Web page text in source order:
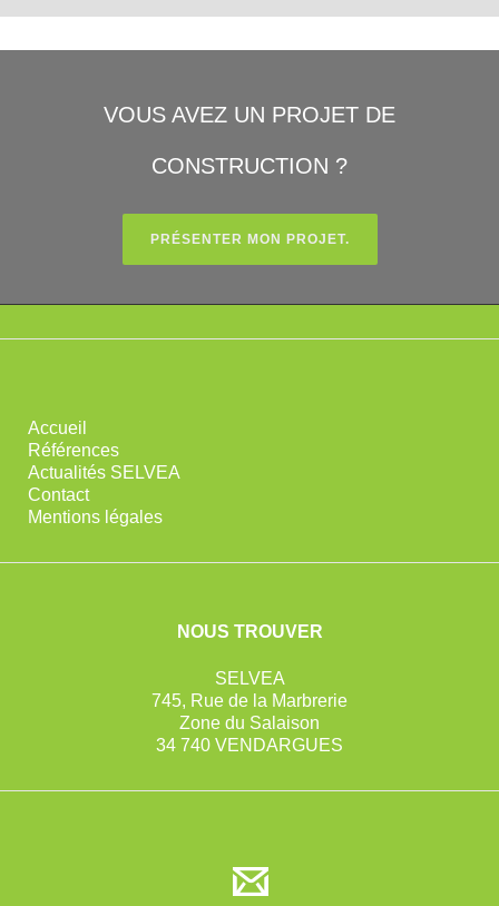
VOUS AVEZ UN PROJET DE
CONSTRUCTION ?
PRÉSENTER MON PROJET.
Accueil
Références
Actualités SELVEA
Contact
Mentions légales
NOUS TROUVER
SELVEA
745, Rue de la Marbrerie
Zone du Salaison
34 740 VENDARGUES